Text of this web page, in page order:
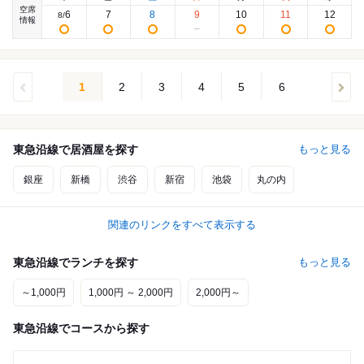
空席
情報
8/6 7 8 9 10 11 12
1 2 3 4 5 6
東急沿線で居酒屋を探す もっと見る
銀座 新橋 渋谷 新宿 池袋 丸の内
関連のリンクをすべて表示する
東急沿線でランチを探す もっと見る
～1,000円 1,000円 ～ 2,000円 2,000円～
東急沿線でコースから探す